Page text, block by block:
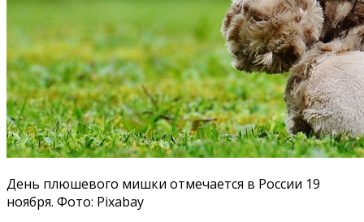
День плюшевого мишки отмечается в России 19
ноября. Фото: Pixabay